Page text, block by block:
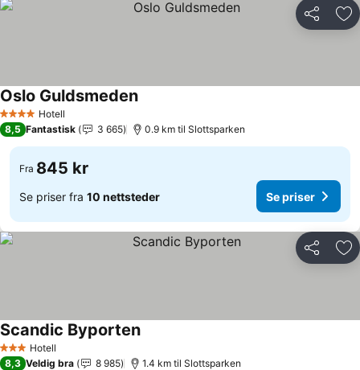
Del
4 StjernerHotell
Oslo Guldsmeden
8,5 Fantastisk 3 665 0.9 km til Slottsparken
Fra 845 kr
Se priser fra 10 nettsteder Se priser
Del
3 StjernerHotell
Scandic Byporten
8,3 Veldig bra 8 985 1.4 km til Slottsparken